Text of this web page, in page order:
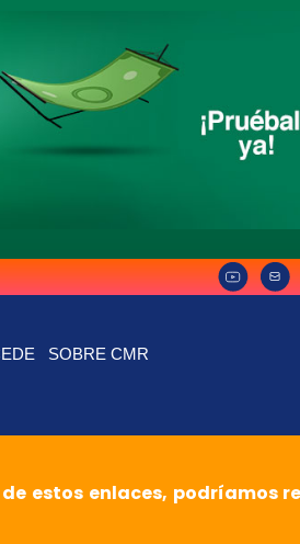
SOBRE CMR
estos enlaces, podríamos